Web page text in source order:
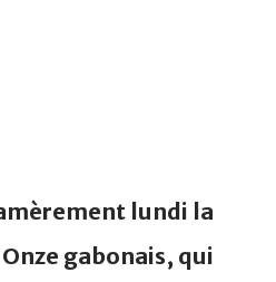
lundi la
gabonais, qui